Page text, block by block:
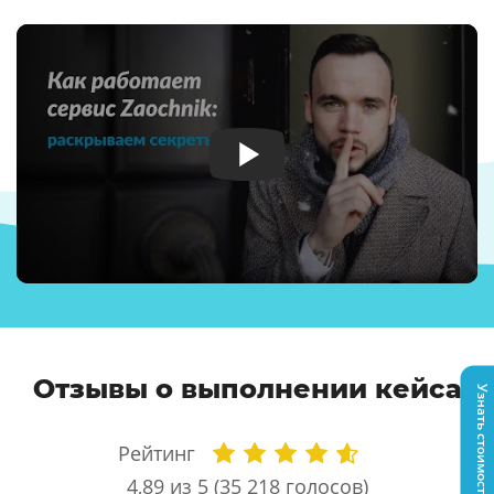
Отзывы о выполнении кейса
Рейтинг
4,89 из 5 (35 218голосов) Узнать стоимость